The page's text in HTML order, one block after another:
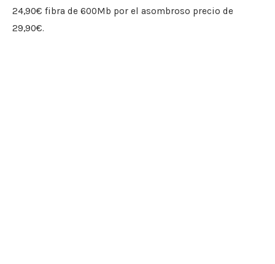
24,90€ fibra de 600Mb por el asombroso precio de
29,90€.